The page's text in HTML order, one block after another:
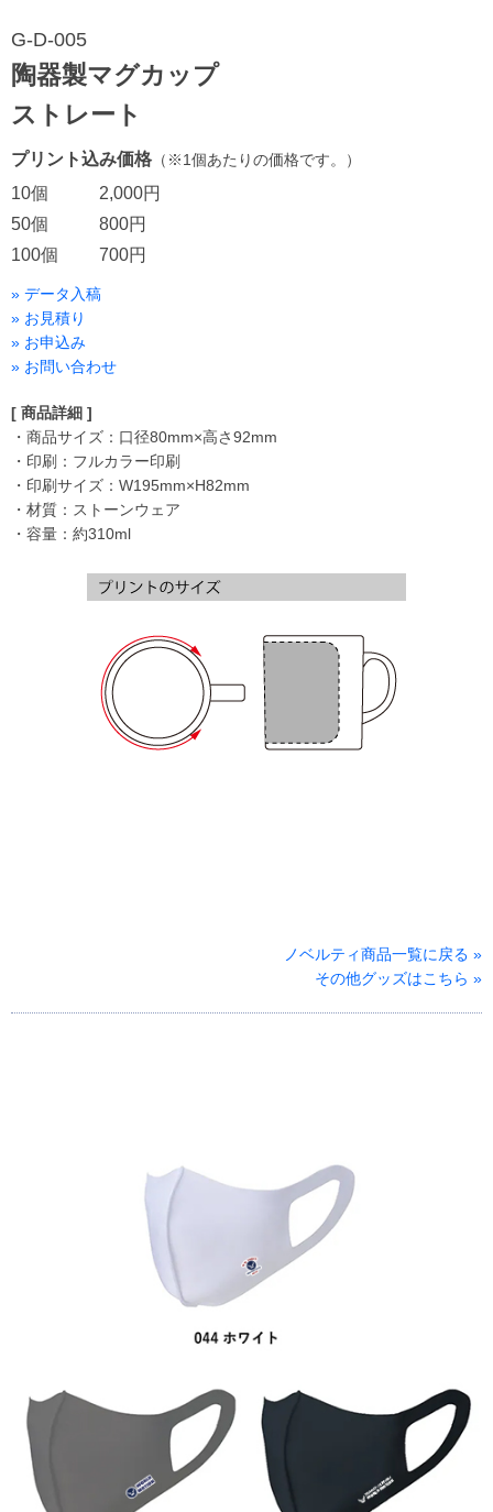
G-D-005
陶器製マグカップ
ストレート
プリント込み価格 （※1個あたりの価格です。）
10個
50個
100個
2,000円
800円
700円
» データ入稿
» お見積り
» お申込み
» お問い合わせ
[ 商品詳細 ]
・商品サイズ：口径80mm×高さ92mm
・印刷：フルカラー印刷
・印刷サイズ：W195mm×H82mm
・材質：ストーンウェア
・容量：約310ml
ノベルティ商品一覧に戻る »
その他グッズはこちら »